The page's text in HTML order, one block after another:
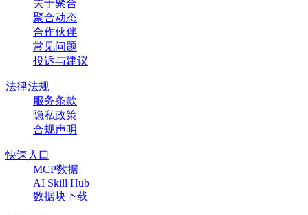
关于聚合
聚合动态
合作伙伴
常见问题
投诉与建议
法律法规
服务条款
隐私政策
合规声明
快速入口
MCP数据
AI Skill Hub
数据块下载